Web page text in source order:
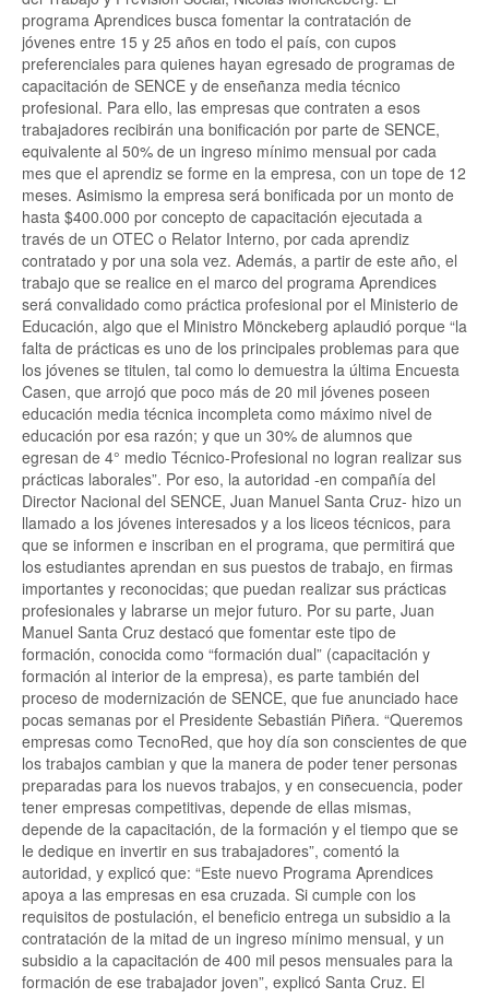
programa Aprendices busca fomentar la contratación de
jóvenes entre 15 y 25 años en todo el país, con cupos
preferenciales para quienes hayan egresado de programas de
capacitación de SENCE y de enseñanza media técnico
profesional. Para ello, las empresas que contraten a esos
trabajadores recibirán una bonificación por parte de SENCE,
equivalente al 50% de un ingreso mínimo mensual por cada
mes que el aprendiz se forme en la empresa, con un tope de 12
meses. Asimismo la empresa será bonificada por un monto de
hasta $400.000 por concepto de capacitación ejecutada a
través de un OTEC o Relator Interno, por cada aprendiz
contratado y por una sola vez. Además, a partir de este año, el
trabajo que se realice en el marco del programa Aprendices
será convalidado como práctica profesional por el Ministerio de
Educación, algo que el Ministro Mönckeberg aplaudió porque “la
falta de prácticas es uno de los principales problemas para que
los jóvenes se titulen, tal como lo demuestra la última Encuesta
Casen, que arrojó que poco más de 20 mil jóvenes poseen
educación media técnica incompleta como máximo nivel de
educación por esa razón; y que un 30% de alumnos que
egresan de 4° medio Técnico-Profesional no logran realizar sus
prácticas laborales”. Por eso, la autoridad -en compañía del
Director Nacional del SENCE, Juan Manuel Santa Cruz- hizo un
llamado a los jóvenes interesados y a los liceos técnicos, para
que se informen e inscriban en el programa, que permitirá que
los estudiantes aprendan en sus puestos de trabajo, en firmas
importantes y reconocidas; que puedan realizar sus prácticas
profesionales y labrarse un mejor futuro. Por su parte, Juan
Manuel Santa Cruz destacó que fomentar este tipo de
formación, conocida como “formación dual” (capacitación y
formación al interior de la empresa), es parte también del
proceso de modernización de SENCE, que fue anunciado hace
pocas semanas por el Presidente Sebastián Piñera. “Queremos
empresas como TecnoRed, que hoy día son conscientes de que
los trabajos cambian y que la manera de poder tener personas
preparadas para los nuevos trabajos, y en consecuencia, poder
tener empresas competitivas, depende de ellas mismas,
depende de la capacitación, de la formación y el tiempo que se
le dedique en invertir en sus trabajadores”, comentó la
autoridad, y explicó que: “Este nuevo Programa Aprendices
apoya a las empresas en esa cruzada. Si cumple con los
requisitos de postulación, el beneficio entrega un subsidio a la
contratación de la mitad de un ingreso mínimo mensual, y un
subsidio a la capacitación de 400 mil pesos mensuales para la
formación de ese trabajador joven”, explicó Santa Cruz. El